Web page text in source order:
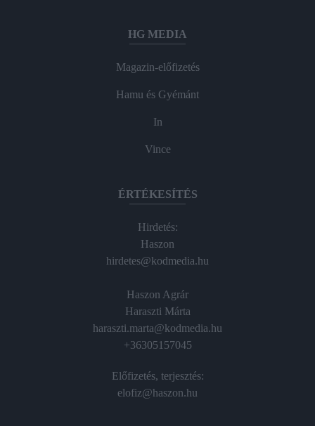
HG MEDIA
Magazin-előfizetés
Hamu és Gyémánt
In
Vince
ÉRTÉKESÍTÉS
Hirdetés:
Haszon
hirdetes@kodmedia.hu
Haszon Agrár
Haraszti Márta
haraszti.marta@kodmedia.hu
+36305157045
Előfizetés, terjesztés:
elofiz@haszon.hu